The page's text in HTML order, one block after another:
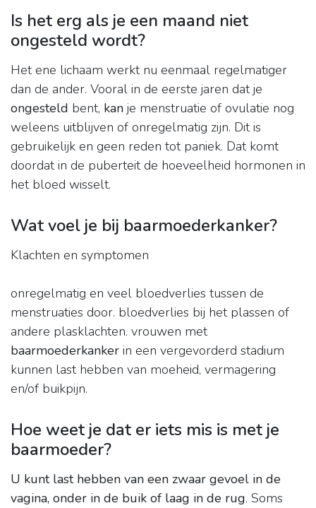
Is het erg als je een maand niet
ongesteld wordt?
Het ene lichaam werkt nu eenmaal regelmatiger
dan de ander. Vooral in de eerste jaren dat je
ongesteld bent, kan je menstruatie of ovulatie nog
weleens uitblijven of onregelmatig zijn. Dit is
gebruikelijk en geen reden tot paniek. Dat komt
doordat in de puberteit de hoeveelheid hormonen in
het bloed wisselt.
Wat voel je bij baarmoederkanker?
Klachten en symptomen
onregelmatig en veel bloedverlies tussen de
menstruaties door. bloedverlies bij het plassen of
andere plasklachten. vrouwen met
baarmoederkanker in een vergevorderd stadium
kunnen last hebben van moeheid, vermagering
en/of buikpijn.
Hoe weet je dat er iets mis is met je
baarmoeder?
U kunt last hebben van een zwaar gevoel in de
vagina, onder in de buik of laag in de rug. Soms